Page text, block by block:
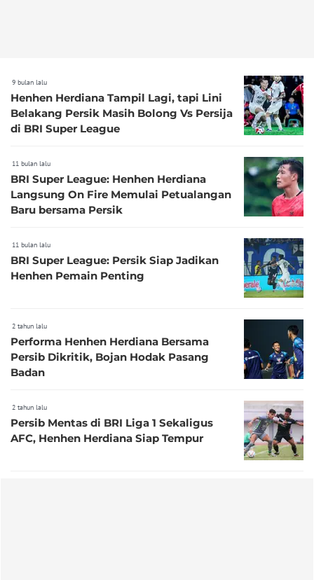
9 bulan lalu
Henhen Herdiana Tampil Lagi, tapi Lini
Belakang Persik Masih Bolong Vs Persija
di BRI Super League
11 bulan lalu
BRI Super League: Henhen Herdiana
Langsung On Fire Memulai Petualangan
Baru bersama Persik
11 bulan lalu
BRI Super League: Persik Siap Jadikan
Henhen Pemain Penting
2 tahun lalu
Performa Henhen Herdiana Bersama
Persib Dikritik, Bojan Hodak Pasang
Badan
2 tahun lalu
Persib Mentas di BRI Liga 1 Sekaligus
AFC, Henhen Herdiana Siap Tempur